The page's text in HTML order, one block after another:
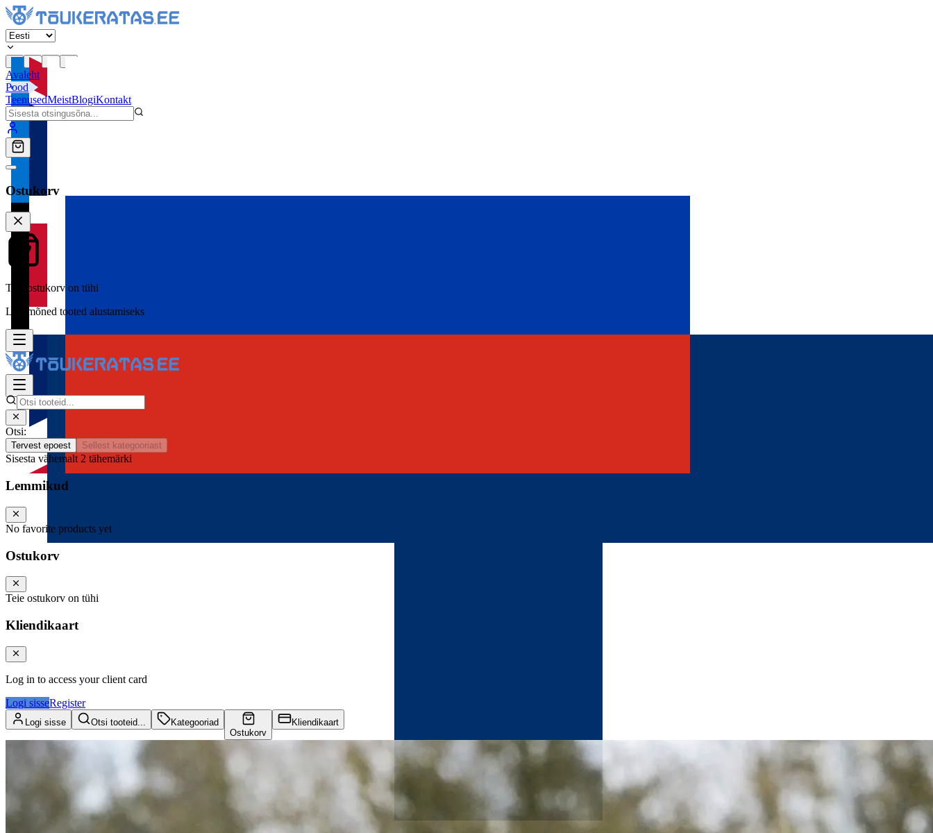
Avaleht
Pood
TeenusedMeistBlogiKontakt
Ostukorv
Teie ostukorv on tühi
Lisa mõned tooted alustamiseks
Otsi:
Tervest epoest Sellest kategooriast
Sisesta vähemalt 2 tähemärki
Lemmikud
No favorite products yet
Ostukorv
Teie ostukorv on tühi
Kliendikaart
Log in to access your client card
Logi sisseRegister
Logi sisse Otsi tooteid...
Kategooriad
Ostukorv
Kliendikaart